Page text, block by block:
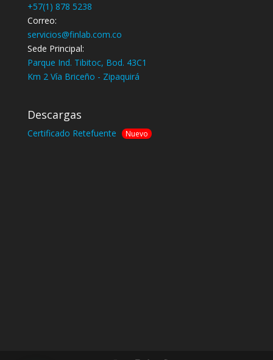
+57(1) 878 5238
Correo:
servicios@finlab.com.co
Sede Principal:
Parque Ind. Tibitoc, Bod. 43C1
Km 2 Vía Briceño - Zipaquirá
Descargas
Certificado Retefuente Nuevo